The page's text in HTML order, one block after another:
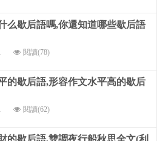
所料 ；
荒馬亂 ；
演義》：公船艦為備所燒，引軍從
所蹈藉，陷泥中，死者甚眾。軍既
么歇后語嗎,你還知道哪些歇后語
閱讀(78)
的歇后語,形容作文水平高的歇后
閱讀(62)
的歇后語,雙調夜行船秋思全文(利